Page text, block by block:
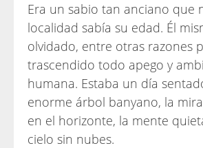
Era un sabio tan anciano que
localidad sabía su edad. Él
olvidado, entre otras razones
trascendido todo apego y
humana. Estaba un día
enorme árbol banyano, la
en el horizonte, la mente
cielo sin nubes.